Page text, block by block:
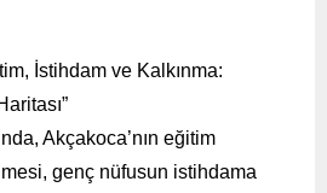
İstihdam ve Kalkınma:
Akçakoca’nın eğitim
genç nüfusun istihdama